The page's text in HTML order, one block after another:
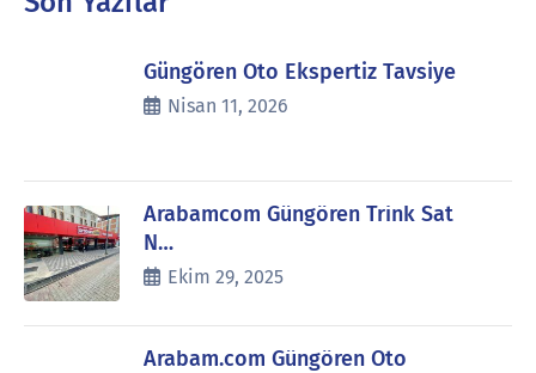
Güngören Oto Ekspertiz Tavsiye
Nisan 11, 2026
Arabamcom Güngören Trink Sat
N…
Ekim 29, 2025
Arabam.com Güngören Oto